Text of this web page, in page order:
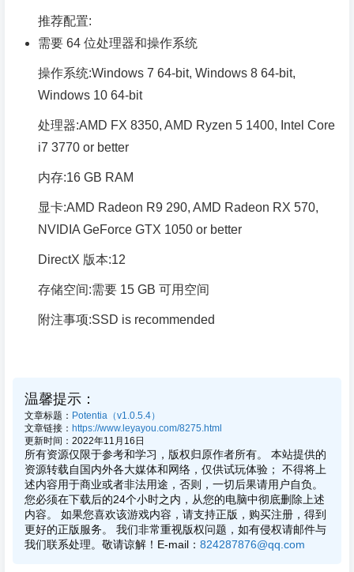
推荐配置:
需要 64 位处理器和操作系统
操作系统:Windows 7 64-bit, Windows 8 64-bit,
Windows 10 64-bit
处理器:AMD FX 8350, AMD Ryzen 5 1400, Intel Core
i7 3770 or better
内存:16 GB RAM
显卡:AMD Radeon R9 290, AMD Radeon RX 570,
NVIDIA GeForce GTX 1050 or better
DirectX 版本:12
存储空间:需要 15 GB 可用空间
附注事项:SSD is recommended
温馨提示：
文章标题： Potentia（v1.0.5.4）
文章链接： https://www.leyayou.com/8275.html
更新时间：2022年11月16日
所有资源仅限于参考和学习，版权归原作者所有。 本站提供的
资源转载自国内外各大媒体和网络，仅供试玩体验； 不得将上
述内容用于商业或者非法用途，否则，一切后果请用户自负。
您必须在下载后的24个小时之内，从您的电脑中彻底删除上述
内容。 如果您喜欢该游戏内容，请支持正版，购买注册，得到
更好的正版服务。 我们非常重视版权问题，如有侵权请邮件与
我们联系处理。敬请谅解！E-mail： 824287876@qq.com